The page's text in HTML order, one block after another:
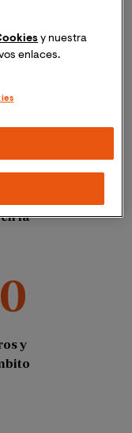
y
la
y
y nuestra
enlaces.